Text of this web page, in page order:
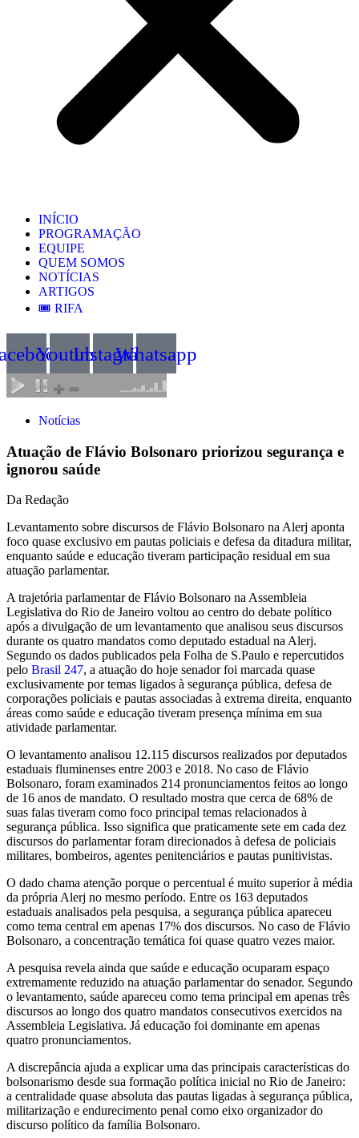
INÍCIO
PROGRAMAÇÃO
EQUIPE
QUEM SOMOS
NOTÍCIAS
ARTIGOS
🎟️ RIFA
YoutubeInstagramWhatsapp
Notícias
Atuação de Flávio Bolsonaro priorizou segurança e
ignorou saúde
Da Redação
Levantamento sobre discursos de Flávio Bolsonaro na Alerj aponta
foco quase exclusivo em pautas policiais e defesa da ditadura militar,
enquanto saúde e educação tiveram participação residual em sua
atuação parlamentar.
A trajetória parlamentar de Flávio Bolsonaro na Assembleia
Legislativa do Rio de Janeiro voltou ao centro do debate político
após a divulgação de um levantamento que analisou seus discursos
durante os quatro mandatos como deputado estadual na Alerj.
Segundo os dados publicados pela Folha de S.Paulo e repercutidos
pelo Brasil 247, a atuação do hoje senador foi marcada quase
exclusivamente por temas ligados à segurança pública, defesa de
corporações policiais e pautas associadas à extrema direita, enquanto
áreas como saúde e educação tiveram presença mínima em sua
atividade parlamentar.
O levantamento analisou 12.115 discursos realizados por deputados
estaduais fluminenses entre 2003 e 2018. No caso de Flávio
Bolsonaro, foram examinados 214 pronunciamentos feitos ao longo
de 16 anos de mandato. O resultado mostra que cerca de 68% de
suas falas tiveram como foco principal temas relacionados à
segurança pública. Isso significa que praticamente sete em cada dez
discursos do parlamentar foram direcionados à defesa de policiais
militares, bombeiros, agentes penitenciários e pautas punitivistas.
O dado chama atenção porque o percentual é muito superior à média
da própria Alerj no mesmo período. Entre os 163 deputados
estaduais analisados pela pesquisa, a segurança pública apareceu
como tema central em apenas 17% dos discursos. No caso de Flávio
Bolsonaro, a concentração temática foi quase quatro vezes maior.
A pesquisa revela ainda que saúde e educação ocuparam espaço
extremamente reduzido na atuação parlamentar do senador. Segundo
o levantamento, saúde apareceu como tema principal em apenas três
discursos ao longo dos quatro mandatos consecutivos exercidos na
Assembleia Legislativa. Já educação foi dominante em apenas
quatro pronunciamentos.
A discrepância ajuda a explicar uma das principais características do
bolsonarismo desde sua formação política inicial no Rio de Janeiro:
a centralidade quase absoluta das pautas ligadas à segurança pública,
militarização e endurecimento penal como eixo organizador do
discurso político da família Bolsonaro.